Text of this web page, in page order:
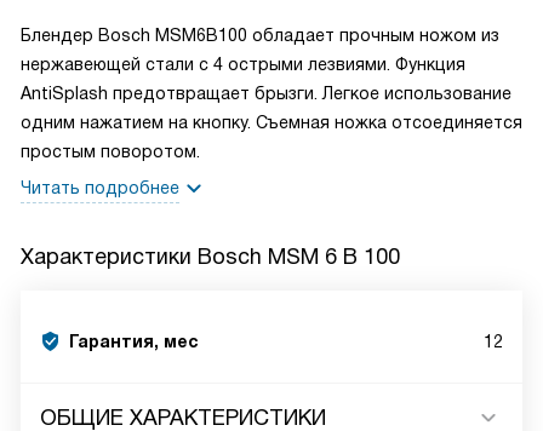
Блендер Bosch MSM6B100 обладает прочным ножом из
нержавеющей стали с 4 острыми лезвиями. Функция
AntiSplash предотвращает брызги. Легкое использование
одним нажатием на кнопку. Съемная ножка отсоединяется
простым поворотом.
Читать подробнее
Характеристики Bosch MSM 6 B 100
Гарантия, мес 12
ОБЩИЕ ХАРАКТЕРИСТИКИ